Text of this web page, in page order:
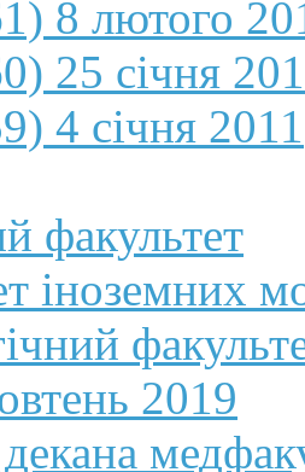
8 лютого
25 січня
4 січня 2011
факультет
іноземних
2019